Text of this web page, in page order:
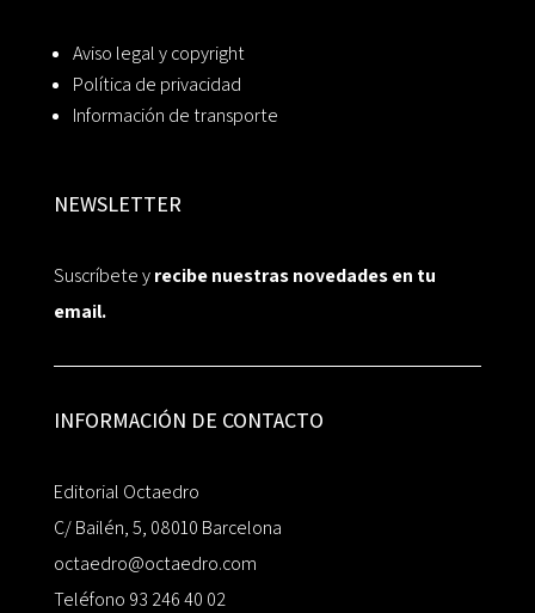
Aviso legal y copyright
Política de privacidad
Información de transporte
NEWSLETTER
Suscríbete yrecibe nuestras novedades en tu
email.
INFORMACIÓN DE CONTACTO
Editorial Octaedro
C/ Bailén, 5, 08010 Barcelona
octaedro@octaedro.com
Teléfono 93 246 40 02